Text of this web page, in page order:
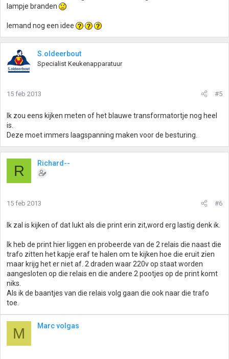
lampje branden
Iemand nog een idee
S.oldeerbout
Specialist Keukenapparatuur
15 feb 2013 #5
Ik zou eens kijken meten of het blauwe transformatortje nog heel
is.
Deze moet immers laagspanning maken voor de besturing.
R Richard--
15 feb 2013 #6
Ik zal is kijken of dat lukt als die print erin zit,word erg lastig denk ik.
Ik heb de print hier liggen en probeerde van de 2 relais die naast die
trafo zitten het kapje eraf te halen om te kijken hoe die eruit zien
maar krijg het er niet af. 2 draden waar 220v op staat worden
aangesloten op die relais en die andere 2 pootjes op de print komt
niks.
Als ik de baantjes van die relais volg gaan die ook naar die trafo
toe.
M Marc volgas